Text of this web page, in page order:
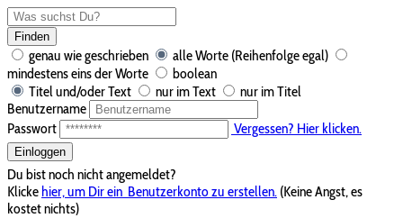
Finden
genau wie geschrieben
alle Worte (Reihenfolge egal)
mindestens eins der Worte
boolean
Titel und/oder Text
nur im Text
nur im Titel
Benutzername
Passwort
Vergessen? Hier klicken.
Einloggen
Du bist noch nicht angemeldet?
Klickehier, um Dir ein Benutzerkonto zu erstellen. (Keine Angst, es
kostet nichts)